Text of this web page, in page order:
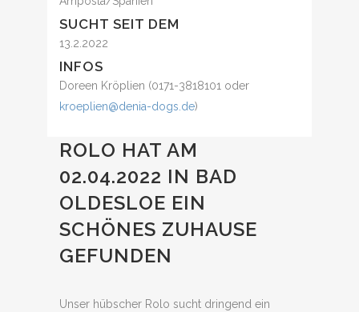
SUCHT SEIT DEM
13.2.2022
INFOS
Doreen Kröplien (0171-3818101 oder
kroeplien@denia-dogs.de)
ROLO HAT AM
02.04.2022 IN BAD
OLDESLOE EIN
SCHÖNES ZUHAUSE
GEFUNDEN
Unser hübscher Rolo sucht dringend ein